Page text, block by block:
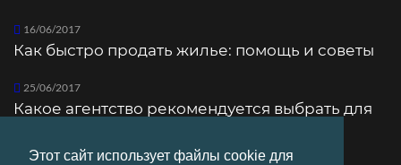
Этот сайт использует файлы cookie для
16/06/2017
Как быстро продать жилье: помощь и советы
25/06/2017
Какое агентство рекомендуется выбрать для